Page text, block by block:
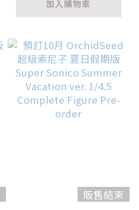
Hachiroku 1/4.5
Complete Figure
Pre-order
加入購物車
販售結束